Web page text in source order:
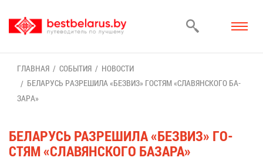
ГЛАВ­НАЯ СО­БЫ­ТИЯ
НО­ВО­СТИ
БЕ­ЛА­РУСЬ РАЗ­РЕ­ШИ­ЛА «БЕЗ­ВИЗ» ГО­СТЯМ «СЛА­ВЯН­СКО­ГО БА­
ЗА­РА»
БЕ­ЛА­РУСЬ РАЗ­РЕ­ШИ­ЛА «БЕЗ­ВИЗ» ГО­
СТЯМ «СЛА­ВЯН­СКО­ГО БА­ЗА­РА»